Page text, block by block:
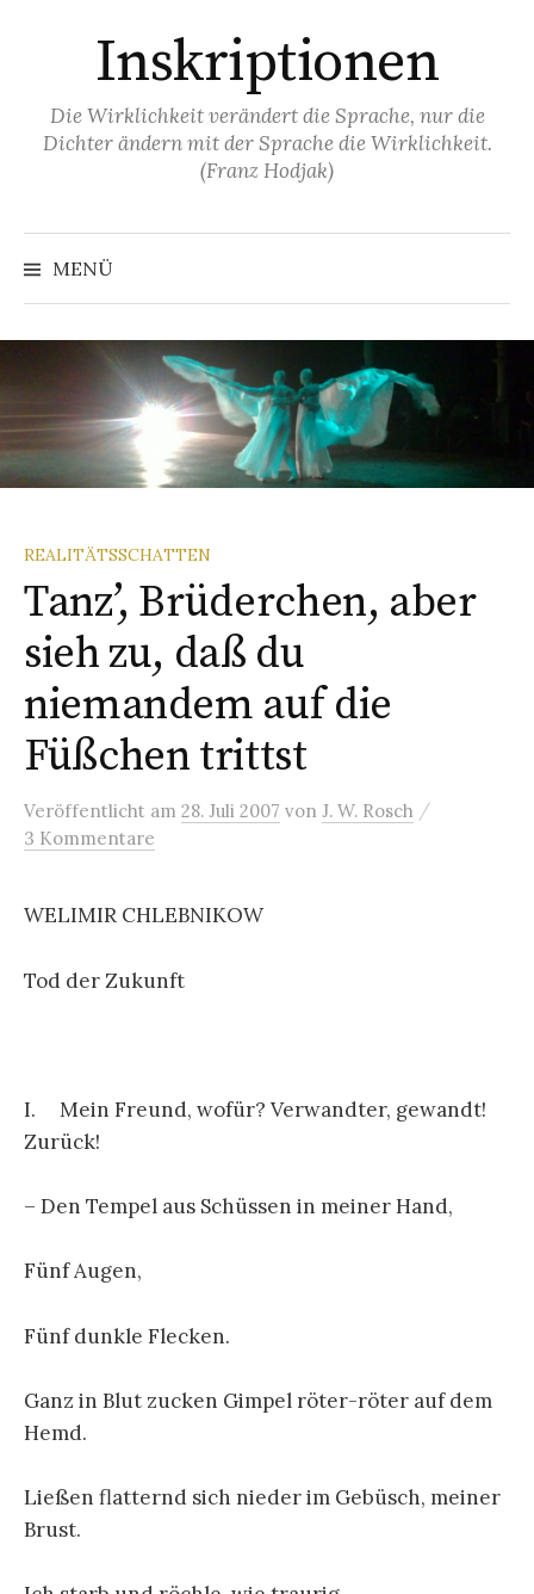
Inskriptionen
Die Wirklichkeit verändert die Sprache, nur die
Dichter ändern mit der Sprache die Wirklichkeit.
(Franz Hodjak)
MENÜ
REALITÄTSSCHATTEN
Tanz’, Brüderchen, aber
sieh zu, daß du
niemandem auf die
Füßchen trittst
Veröffentlicht am 28. Juli 2007 von J. W. Rosch /
3 Kommentare
WELIMIR CHLEBNIKOW
Tod der Zukunft
I. Mein Freund, wofür? Verwandter, gewandt!
Zurück!
– Den Tempel aus Schüssen in meiner Hand,
Fünf Augen,
Fünf dunkle Flecken.
Ganz in Blut zucken Gimpel röter-röter auf dem
Hemd.
Ließen flatternd sich nieder im Gebüsch, meiner
Brust.